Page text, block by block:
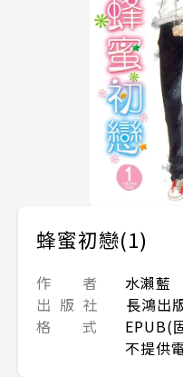
蜂蜜初戀(1)
作 者
水瀨藍
出 版 社
長鴻出
格 式
EPUB(
不提供